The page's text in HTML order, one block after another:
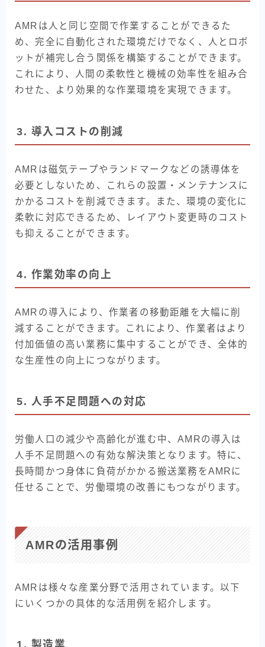
AMRは人と同じ空間で作業することができるた
め、完全に自動化された環境だけでなく、人とロボ
ットが補完し合う関係を構築することができます。
これにより、人間の柔軟性と機械の効率性を組み合
わせた、より効果的な作業環境を実現できます。
3. 導入コストの削減
AMRは磁気テープやランドマークなどの誘導体を
必要としないため、これらの設置・メンテナンスに
かかるコストを削減できます。また、環境の変化に
柔軟に対応できるため、レイアウト変更時のコスト
も抑えることができます。
4. 作業効率の向上
AMRの導入により、作業者の移動距離を大幅に削
減することができます。これにより、作業者はより
付加価値の高い業務に集中することができ、全体的
な生産性の向上につながります。
5. 人手不足問題への対応
労働人口の減少や高齢化が進む中、AMRの導入は
人手不足問題への有効な解決策となります。特に、
長時間かつ身体に負荷がかかる搬送業務をAMRに
任せることで、労働環境の改善にもつながります。
AMRの活用事例
AMRは様々な産業分野で活用されています。以下
にいくつかの具体的な活用例を紹介します。